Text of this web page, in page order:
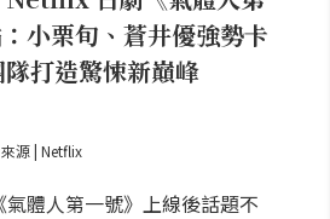
小栗旬、蒼井優強勢卡
打造驚悚新巔峰
源 | Netflix
體人第一號》上線後話題不